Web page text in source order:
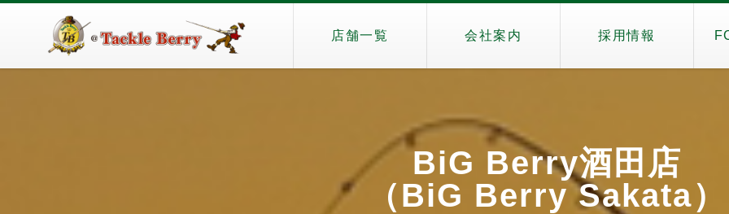
店舗一覧 会社案内 採用情報
BiG Berry酒田店
（BiG Berry Sakata）